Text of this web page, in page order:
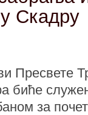
Скадру
Пресвете
биће
за